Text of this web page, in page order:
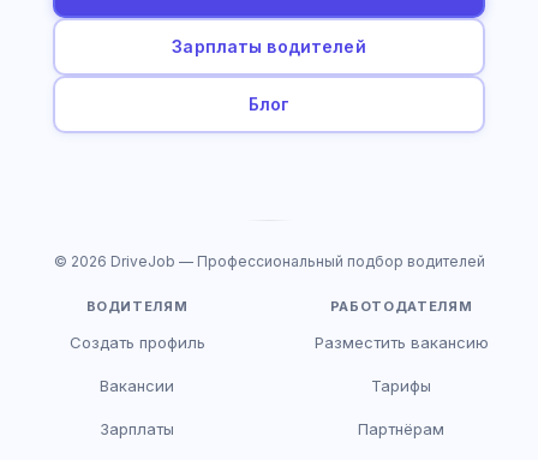
Зарплаты водителей
Блог
© 2026 DriveJob — Профессиональный подбор водителей
ВОДИТЕЛЯМ
Создать профиль
Вакансии
Зарплаты
РАБОТОДАТЕЛЯМ
Разместить вакансию
Тарифы
Партнёрам